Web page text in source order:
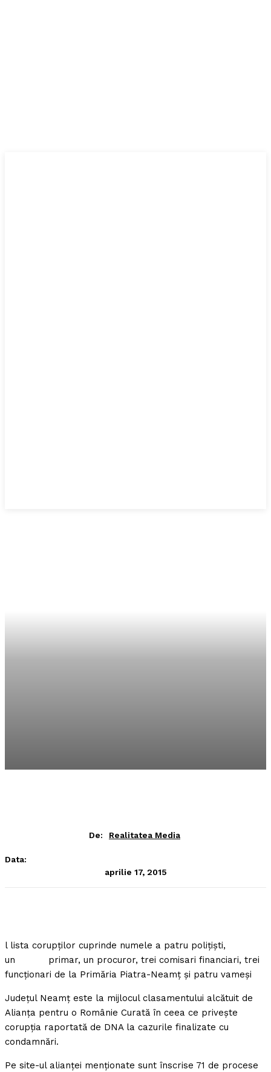
De: Realitatea Media
Data:
aprilie 17, 2015
l lista corupţilor cuprinde numele a patru poliţişti,
un primar, un procuror, trei comisari financiari, trei
funcţionari de la Primăria Piatra-Neamţ şi patru vameşi
Judeţul Neamţ este la mijlocul clasamentului alcătuit de
Alianţa pentru o Românie Curată în ceea ce priveşte
corupţia raportată de DNA la cazurile finalizate cu
condamnări.
Pe site-ul alianţei menţionate sunt înscrise 71 de procese